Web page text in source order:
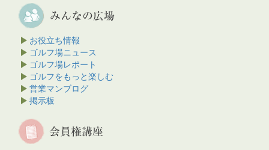
お役立ち情報
ゴルフ場ニュース
ゴルフ場レポート
ゴルフをもっと楽しむ
営業マンブログ
掲示板